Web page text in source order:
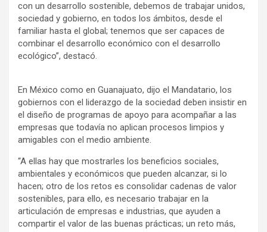
con un desarrollo sostenible, debemos de trabajar unidos,
sociedad y gobierno, en todos los ámbitos, desde el
familiar hasta el global; tenemos que ser capaces de
combinar el desarrollo económico con el desarrollo
ecológico”, destacó.
En México como en Guanajuato, dijo el Mandatario, los
gobiernos con el liderazgo de la sociedad deben insistir en
el diseño de programas de apoyo para acompañar a las
empresas que todavía no aplican procesos limpios y
amigables con el medio ambiente.
“A ellas hay que mostrarles los beneficios sociales,
ambientales y económicos que pueden alcanzar, si lo
hacen; otro de los retos es consolidar cadenas de valor
sostenibles, para ello, es necesario trabajar en la
articulación de empresas e industrias, que ayuden a
compartir el valor de las buenas prácticas; un reto más,